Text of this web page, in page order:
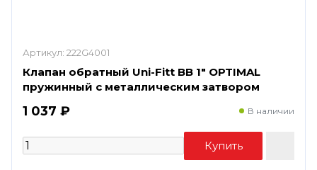
Артикул: 222G4001
Клапан обратный Uni-Fitt ВВ 1" OPTIMAL
пружинный с металлическим затвором
1 037 ₽ В наличии